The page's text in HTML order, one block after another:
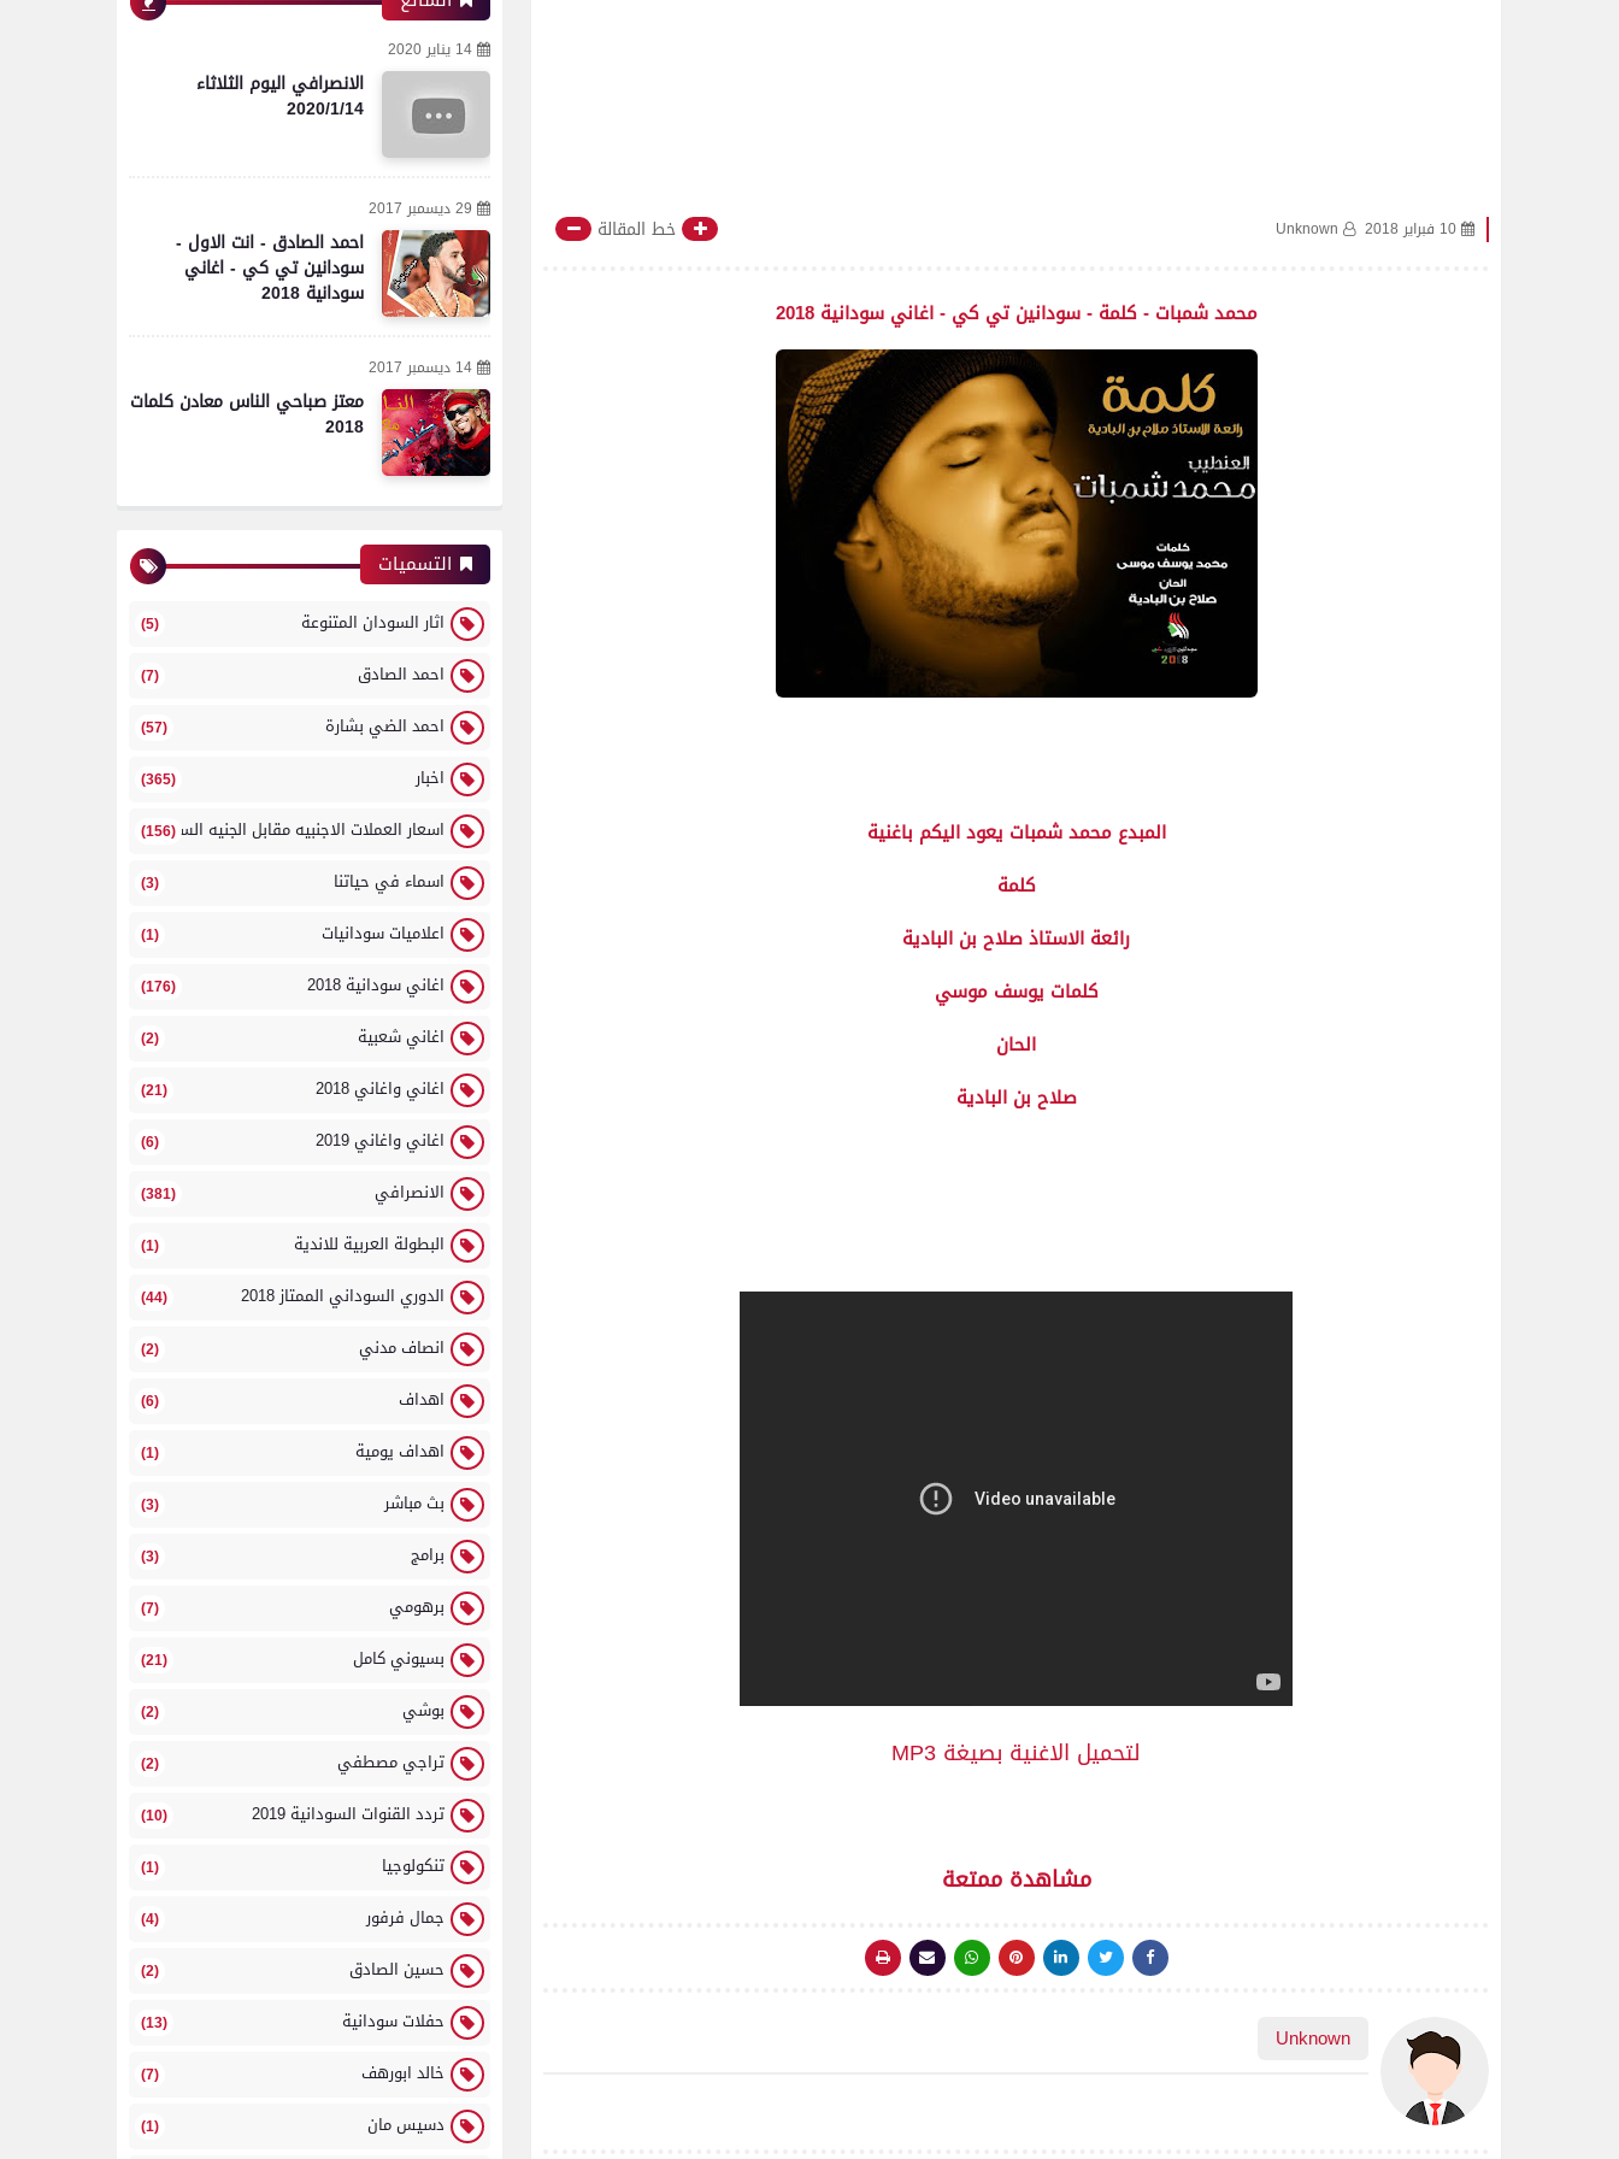
10 فبراير 2018 Unknown خط المقالة
محمد شمبات - كلمة - سودانين تي كي - اغاني سودانية 2018
المبدع محمد شمبات يعود اليكم باغنية
كلمة
رائعة الاستاذ صلاح بن البادية
كلمات يوسف موسي
الحان
صلاح بن البادية
لتحميل الاغنية بصيغة MP3
مشاهدة ممتعة
Unknown
14 يناير 2020
الانصرافي اليوم الثلاثاء
2020/1/14
29 ديسمبر 2017
احمد الصادق - انت الاول -
سودانين تي كي - اغاني
سودانية 2018
14 ديسمبر 2017
معتز صباحي الناس معادن كلمات
2018
التسميات
اثار السودان المتنوعة (5)
احمد الصادق (7)
احمد الضي بشارة (57)
اخبار (365)
اسعار العملات الاجنبيه مقابل الجنيه السوداني
(156)
اسماء في حياتنا (3)
اعلاميات سودانيات (1)
اغاني سودانية 2018 (176)
اغاني شعبية (2)
اغاني واغاني 2018 (21)
اغاني واغاني 2019 (6)
الانصرافي (381)
البطولة العربية للاندية (1)
الدوري السوداني الممتاز 2018 (44)
انصاف مدني (2)
اهداف (6)
اهداف يومية (1)
بث مباشر (3)
برامج (3)
برهومي (7)
بسيوني كامل (21)
بوشي (2)
تراجي مصطفي (2)
تردد القنوات السودانية 2019 (10)
تنكولوجيا (1)
جمال فرفور (4)
حسين الصادق (2)
حفلات سودانية (13)
خالد ابورهف (7)
دسيس مان (1)